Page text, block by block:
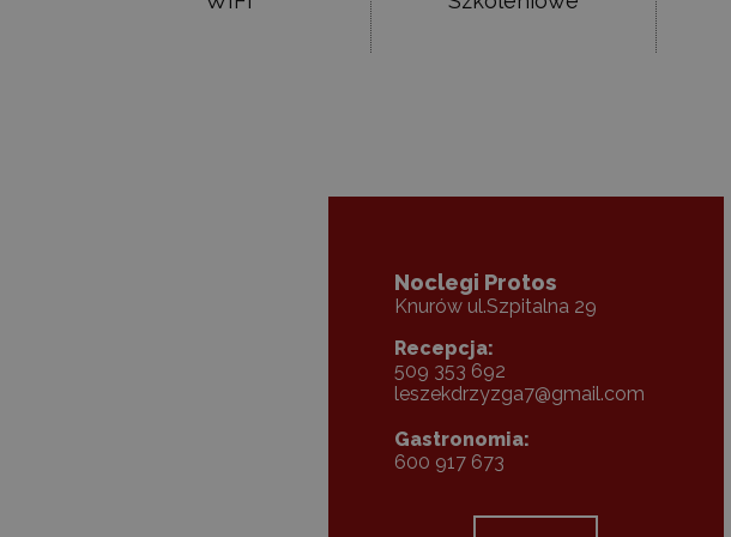
Noclegi Protos
Knurów ul.Szpitalna 29
Recepcja:
509 353 692
leszekdrzyzga7@gmail.com
Gastronomia:
600 917 673